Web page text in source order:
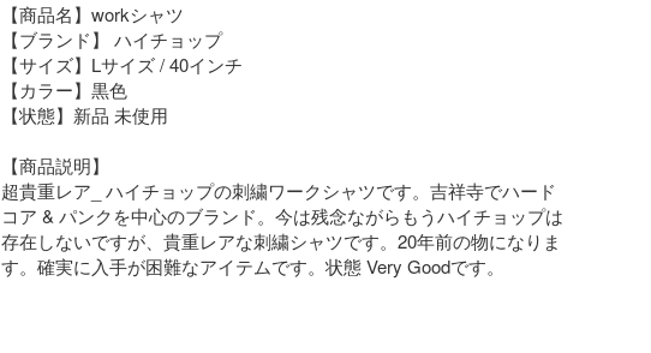
【商品名】workシャツ
【ブランド】 ハイチョップ
【サイズ】Lサイズ / 40インチ
【カラー】黒色
【状態】新品 未使用
【商品説明】
超貴重レア_ ハイチョップの刺繍ワークシャツです。吉祥寺でハード
コア & パンクを中心のブランド。今は残念ながらもうハイチョップは
存在しないですが、貴重レアな刺繍シャツです。20年前の物になりま
す。確実に入手が困難なアイテムです。状態 Very Goodです。